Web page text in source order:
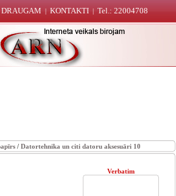
| KONTAKTI | Tel.: 22004708
/ Datortehnika un citi datoru aksesuāri 10
Verbatim